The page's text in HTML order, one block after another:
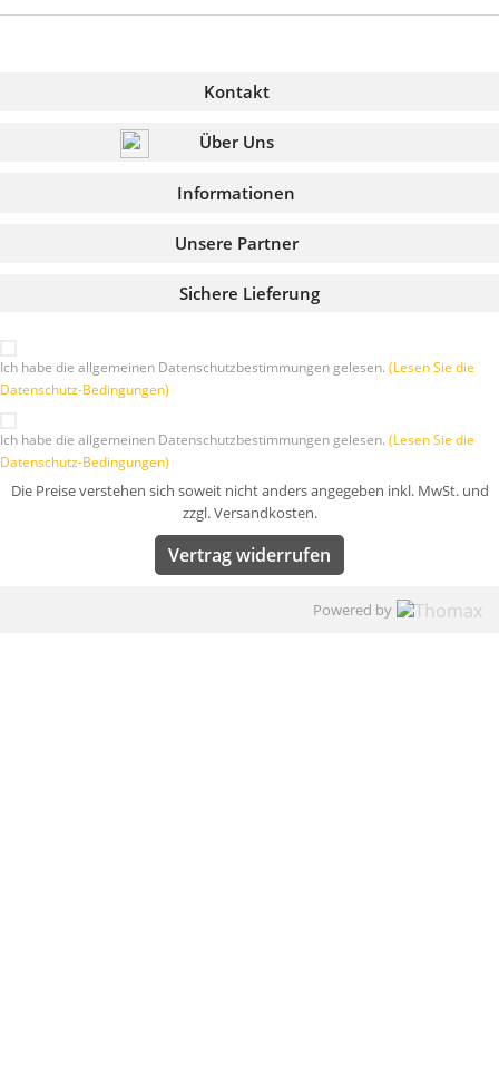
Kontakt
Über Uns
Informationen
Sichere Lieferung
Unsere Partner
Ich habe die allgemeinen Datenschutzbestimmungen gelesen. (Lesen Sie die
Datenschutz-Bedingungen)
Ich habe die allgemeinen Datenschutzbestimmungen gelesen. (Lesen Sie die
Datenschutz-Bedingungen)
Die Preise verstehen sich soweit nicht anders angegeben inkl. MwSt. und
zzgl. Versandkosten.
Vertrag widerrufen
Powered by